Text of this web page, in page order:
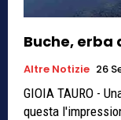
Buche, erba
Altre Notizie 26
GIOIA TAURO -
questa